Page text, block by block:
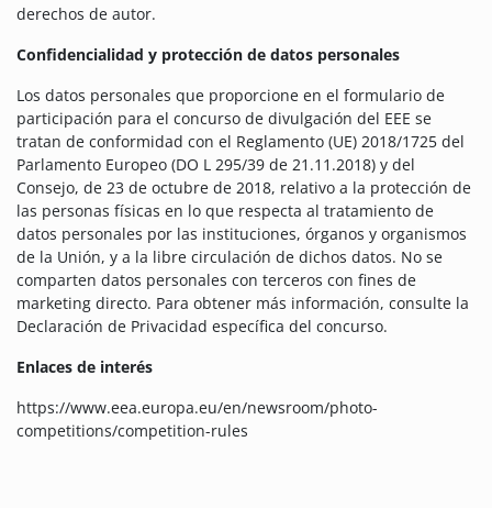
derechos de autor.
Confidencialidad y protección de datos personales
Los datos personales que proporcione en el formulario de
participación para el concurso de divulgación del EEE se
tratan de conformidad con el Reglamento (UE) 2018/1725 del
Parlamento Europeo (DO L 295/39 de 21.11.2018) y del
Consejo, de 23 de octubre de 2018, relativo a la protección de
las personas físicas en lo que respecta al tratamiento de
datos personales por las instituciones, órganos y organismos
de la Unión, y a la libre circulación de dichos datos. No se
comparten datos personales con terceros con fines de
marketing directo. Para obtener más información, consulte la
Declaración de Privacidad específica del concurso.
Enlaces de interés
https://www.eea.europa.eu/en/newsroom/photo-
competitions/competition-rules